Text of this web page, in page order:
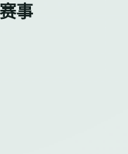
事